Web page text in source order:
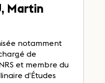
Martin
notamment
de
et membre du
d’Études